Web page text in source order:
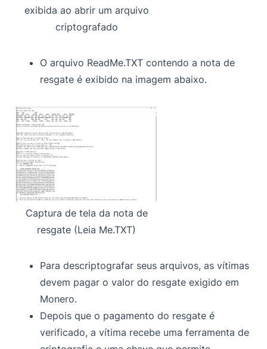
exibida ao abrir um arquivo
criptografado
O arquivo ReadMe.TXT contendo a nota de
resgate é exibido na imagem abaixo.
Captura de tela da nota de
resgate (Leia Me.TXT)
Para descriptografar seus arquivos, as vítimas
devem pagar o valor do resgate exigido em
Monero.
Depois que o pagamento do resgate é
verificado, a vítima recebe uma ferramenta de